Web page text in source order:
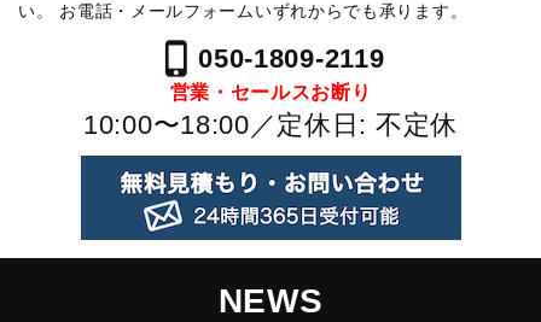
い。
お電話・メールフォームいずれからでも承ります。
phone_iphone 050-1809-2119
営業・セールスお断り
10:00〜18:00／定休日: 不定休
NEWS